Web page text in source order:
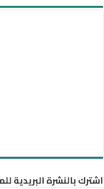
اشترك بالنشرة البريدية